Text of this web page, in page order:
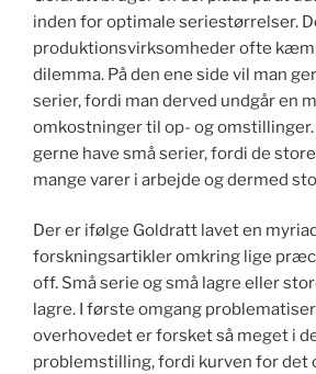
inden for optimale seriestørrelser.
produktionsvirksomheder ofte
dilemma. På den ene side vil man
serier, fordi man derved undgår en
omkostninger til op- og omstillinger.
gerne have små serier, fordi de
mange varer i arbejde og dermed
Der er ifølge Goldratt lavet en
forskningsartikler omkring lige
off. Små serie og små lagre eller
lagre. I første omgang
overhovedet er forsket så meget i
problemstilling, fordi kurven for det